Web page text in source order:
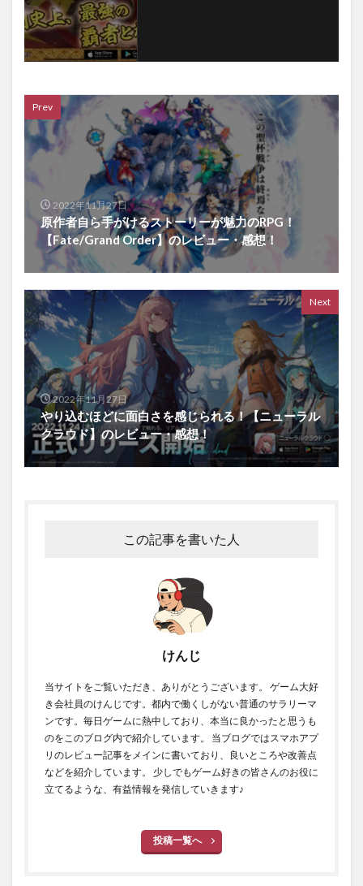
Prev
2022年11月27日
原作者自ら手がけるストーリーが魅力のRPG！
【Fate/Grand Order】のレビュー・感想！
Next
2022年11月27日
やり込むほどに面白さを感じられる！【ニューラル
クラウド】のレビュー・感想！
この記事を書いた人
けんじ
当サイトをご覧いただき、ありがとうございます。 ゲーム大好
き会社員のけんじです。都内で働くしがない普通のサラリーマ
ンです。毎日ゲームに熱中しており、本当に良かったと思うも
のをこのブログ内で紹介しています。 当ブログではスマホアプ
リのレビュー記事をメインに書いており、良いところや改善点
などを紹介しています。 少しでもゲーム好きの皆さんのお役に
立てるような、有益情報を発信していきます♪
投稿一覧へ